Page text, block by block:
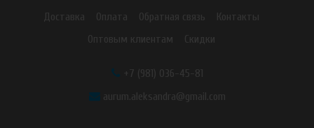
Доставка Оплата Обратная связь
Контакты
Оптовым клиентам
Скидки
+7 (981) 036-45-81
aurum.aleksandra@gmail.com